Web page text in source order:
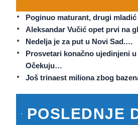
Poginuo maturant, drugi
Aleksandar Vučić opet prvi na
Nedelja je za put u Novi Sad.…
Prosvetari konačno ujedinjeni
Očekuju…
Još trinaest miliona zbog
POSLEDNJE